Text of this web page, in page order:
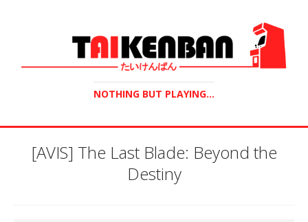
NOTHING BUT PLAYING...
[AVIS] The Last Blade: Beyond the
Destiny